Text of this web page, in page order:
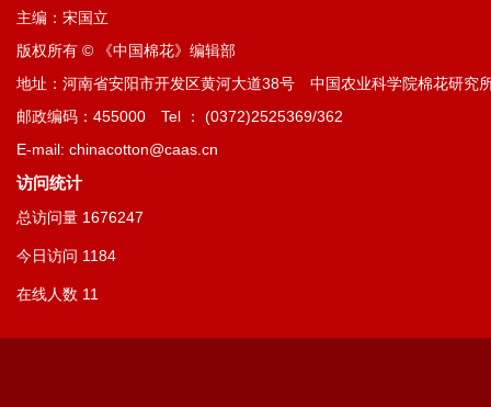
主编：宋国立
版权所有 © 《中国棉花》编辑部
地址：河南省安阳市开发区黄河大道38号 中国农业科学院棉花研究
邮政编码：455000 Tel ： (0372)2525369/362
E-mail: chinacotton@caas.cn
访问统计
总访问量 1676247
今日访问 1184
在线人数 11